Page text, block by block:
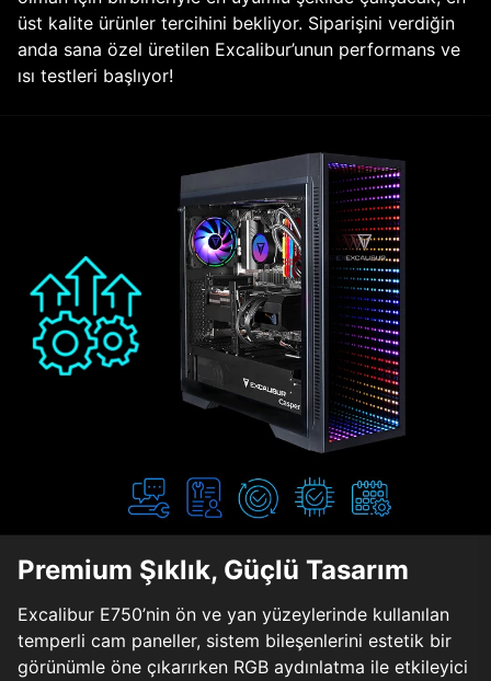
üst kalite ürünler tercihini bekliyor. Siparişini verdiğin
anda sana özel üretilen Excalibur’unun performans ve
ısı testleri başlıyor!
Premium Şıklık, Güçlü Tasarım
Excalibur E750’nin ön ve yan yüzeylerinde kullanılan
temperli cam paneller, sistem bileşenlerini estetik bir
görünümle öne çıkarırken RGB aydınlatma ile etkileyici